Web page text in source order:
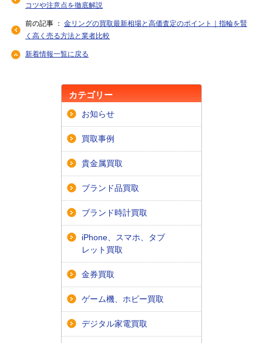
コツや注意点を徹底解説
前の記事 ： 金リングの買取最新相場と高価査定のポイント｜指輪を賢
く高く売る方法と業者比較
新着情報一覧に戻る
カテゴリー
お知らせ
買取事例
貴金属買取
ブランド品買取
ブランド時計買取
iPhone、スマホ、タブ
レット買取
金券買取
ゲーム機、ホビー買取
デジタル家電買取